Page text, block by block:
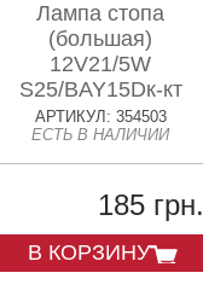
Лампа стопа
(большая)
12V21/5W
S25/BAY15Dк-кт
10шт
АРТИКУЛ: 354503
ЕСТЬ В НАЛИЧИИ
185 грн.
В КОРЗИНУ